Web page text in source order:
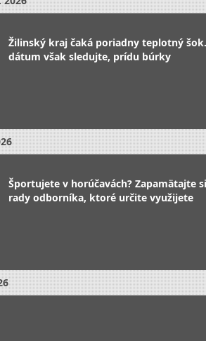
Žilinský kraj čaká poriadny teplotný
dátum však sledujte, prídu búrky
Športujete v horúčavách? Zapamätajte
rady odborníka, ktoré určite využijete